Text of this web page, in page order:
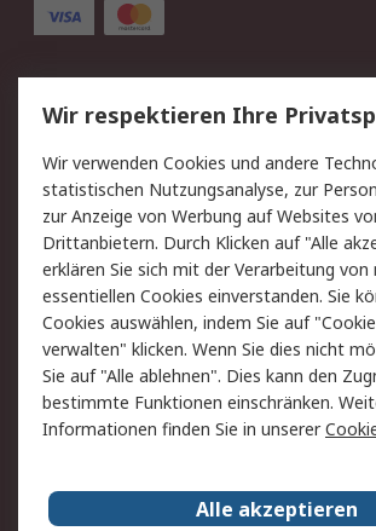
Service
Value Added Services
Rücksendungen
Kontakt
Hilfe
Rechtliches
AGB
Cookie-Richtlinie
Copyright/Impressum
RS
Wir respektieren Ihre
Wir verwenden Cookies und andere
statistischen Nutzungsanalyse, zur
zur Anzeige von Werbung auf Websites
Drittanbietern. Durch Klicken auf "Alle
erklären Sie sich mit der Verarbeitung von
essentiellen Cookies einverstanden. Sie
Cookies auswählen, indem Sie auf
verwalten" klicken. Wenn Sie dies nicht
Sie auf "Alle ablehnen". Dies kann den
bestimmte Funktionen einschränken.
Informationen finden Sie in unserer
Alle akzeptieren